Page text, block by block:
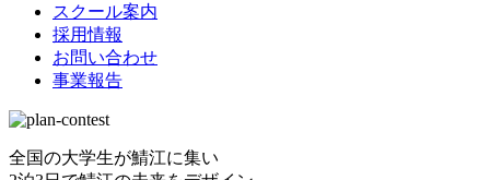
スクール案内
採用情報
お問い合わせ
事業報告
全国の大学生が鯖江に集い